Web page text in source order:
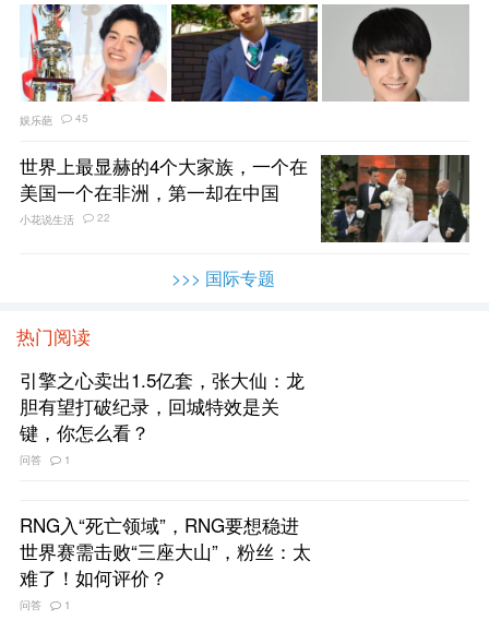
娱乐葩 45
世界上最显赫的4个大家族，一个在
美国一个在非洲，第一却在中国
小花说生活 22
>>> 国际专题
热门阅读
引擎之心卖出1.5亿套，张大仙：龙
胆有望打破纪录，回城特效是关
键，你怎么看？
问答 1
RNG入“死亡领域”，RNG要想稳进
世界赛需击败“三座大山”，粉丝：太
难了！如何评价？
问答 1